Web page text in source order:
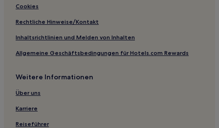
Stadtzentrum von Mougins: Hotels
Hotels nahe Château de la Napoule
3-Sterne-Hotels in Cannes
Boutique- in Cannes
Günstige nahe Plage du Midi
Strand von Mandelieu-la-Napoule: Hotels
Hotels mit Parkplatz in Cannes
Pointe Croisette: Hotels
Cookies
Rechtliche Hinweise/Kontakt
Inhaltsrichtlinien und Melden von Inhalten
Allgemeine Geschäftsbedingungen für Hotels.com Rewards
Weitere Informationen
Über uns
Karriere
Reiseführer